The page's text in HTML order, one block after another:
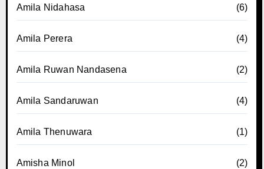
Amila Nidahasa (6)
Amila Perera (4)
Amila Ruwan Nandasena (2)
Amila Sandaruwan (4)
Amila Thenuwara (1)
Amisha Minol (2)